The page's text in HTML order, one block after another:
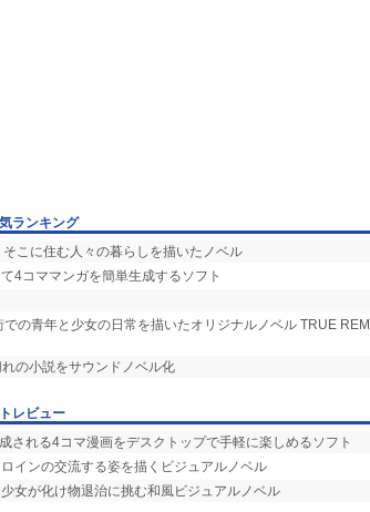
ランキング
こに住む人々の暮らしを描いたノベル
4コママンガを簡単生成するソフト
での青年と少女の日常を描いたオリジナルノベル TRUE REM
の小説をサウンドノベル化
レビュー
される4コマ漫画をデスクトップで手軽に楽しめるソフト
インの交流する姿を描くビジュアルノベル
女が化け物退治に挑む和風ビジュアルノベル